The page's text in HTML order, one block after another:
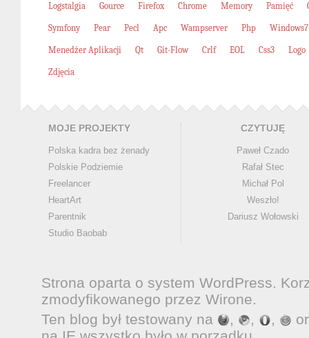
Logstalgia Gource Firefox Chrome Memory Pamięć
Symfony Pear Pecl Apc Wampserver Php Windows7
Menedżer Aplikacji Qt Git-Flow Crlf EOL Css3 Logo
Zdjęcia
MOJE PROJEKTY
Polska kadra bez żenady
Polskie Podziemie
Freelancer
HeartArt
Parentnik
Studio Baobab
CZYTUJĘ
Paweł Czado
Rafał Stec
Michał Pol
Weszło!
Dariusz Wołowski
Strona oparta o system WordPress.
zmodyfikowanego przez Wirone.
Ten blog był testowany na
, , ,